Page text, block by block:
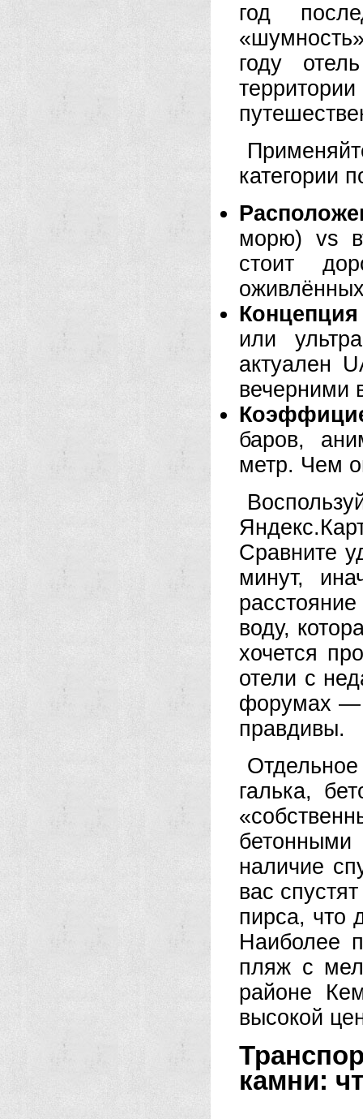
год
году
категории
морю) vs
стоит
или
актуален
вечерними
баров,
метр. Чем
Сравните
минут,
воду,
хочется
отели с
форумах —
правдивы.
галька,
наличие
вас
пирса, что
Наиболее
пляж с
районе
высокой
камни: